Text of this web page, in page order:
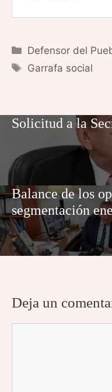
Categorías
Defensor del
Etiquetas
Garrafa social
Solicitud a la
Balance de los
segmentación
Deja un